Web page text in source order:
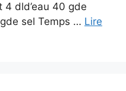
dld’eau 40 gde
sel Temps … Lire